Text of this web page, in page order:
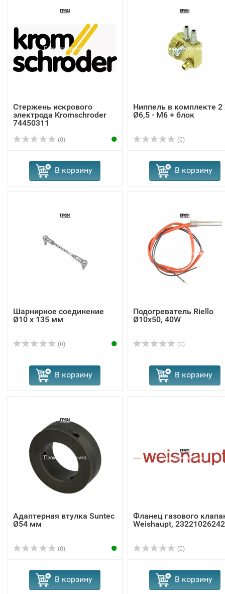
Стержень искрового
электрода Kromschroder
74450311
(0)
В корзину
Ниппель в комплекте 2
Ø6,5 - M6 + блок
(0)
В корзину
Шарнирное соединение
Ø10 x 135 мм
(0)
В корзину
Подогреватель Riello
Ø10x50, 40W
(0)
В корзину
Адаптерная втулка Suntec
Ø54 мм
(0)
В корзину
Фланец газового
Weishaupt, 23221026242
(0)
В корзину